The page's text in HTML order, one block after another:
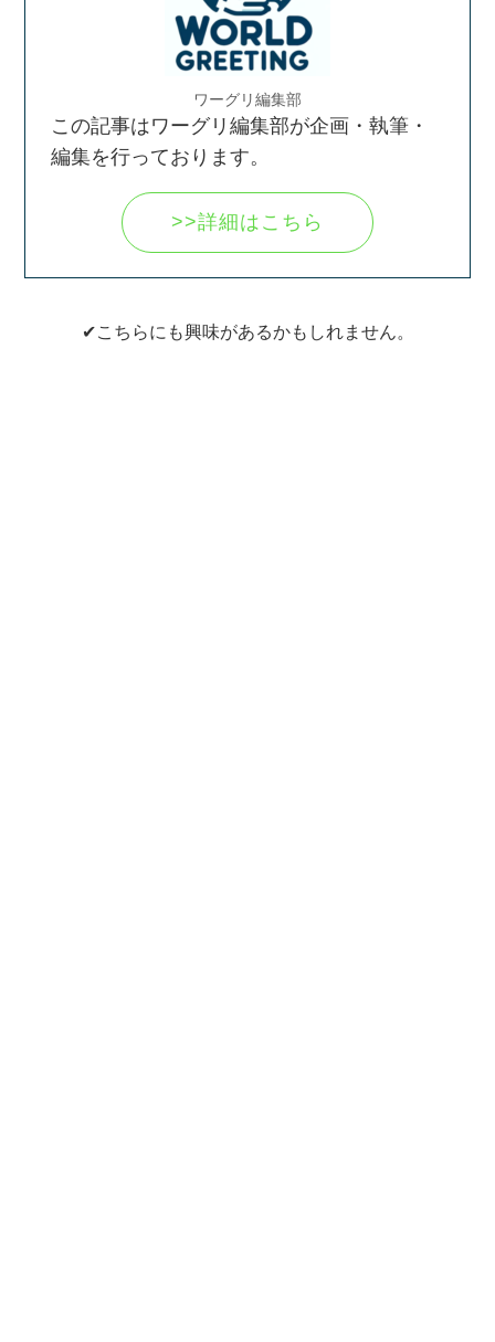
ワーグリ編集部
この記事はワーグリ編集部が企画・執筆・
編集を行っております。
>>詳細はこちら
✔こちらにも興味があるかもしれません。